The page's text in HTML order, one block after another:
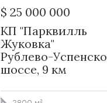
$ 25 000 000
КП "Парквилль
Жуковка"
Рублево-
шоссе, 9 км